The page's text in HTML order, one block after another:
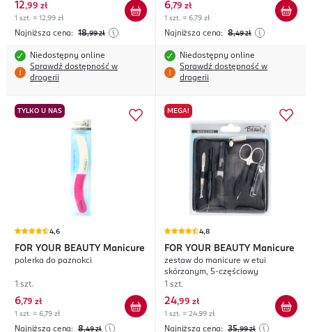
12,99 zł
1 szt. = 12,99 zł
Najniższa cena: 18,99 zł
Niedostępny online
Sprawdź dostępność w
drogerii
6,79 zł
1 szt. = 6,79 zł
Najniższa cena: 8,49 zł
Niedostępny online
Sprawdź dostępność w
drogerii
TYLKO U NAS
4,6
FOR YOUR BEAUTY Manicure
polerka do paznokci
1 szt.
6,79 zł
1 szt. = 6,79 zł
Najniższa cena: 8,49 zł
MEGA!
4,8
FOR YOUR BEAUTY Manicure
zestaw do manicure w etui
skórzanym, 5-częściowy
1 szt.
24,99 zł
1 szt. = 24,99 zł
Najniższa cena: 35,99 zł